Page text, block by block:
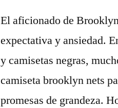
El aficionado de
expectativa y ansiedad.
y camisetas negras,
camiseta brooklyn nets
promesas de grandeza.